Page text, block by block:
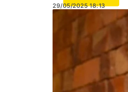
29/05/2025 18:13